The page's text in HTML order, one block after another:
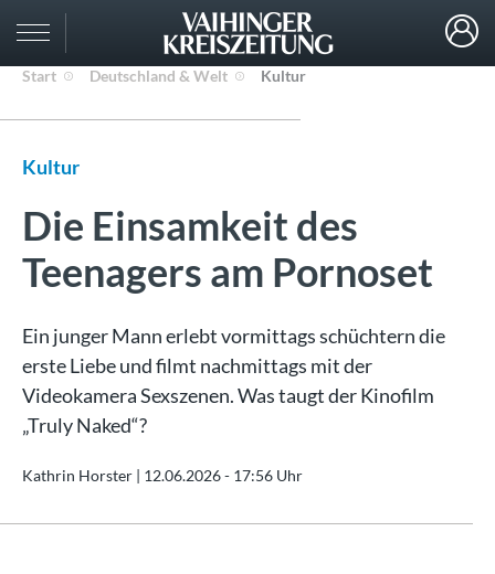
Start Deutschland & Welt Kultur
Kultur
Die Einsamkeit des
Teenagers am Pornoset
Ein junger Mann erlebt vormittags schüchtern die
erste Liebe und filmt nachmittags mit der
Videokamera Sexszenen. Was taugt der Kinofilm
„Truly Naked“?
Kathrin Horster | 12.06.2026 - 17:56 Uhr